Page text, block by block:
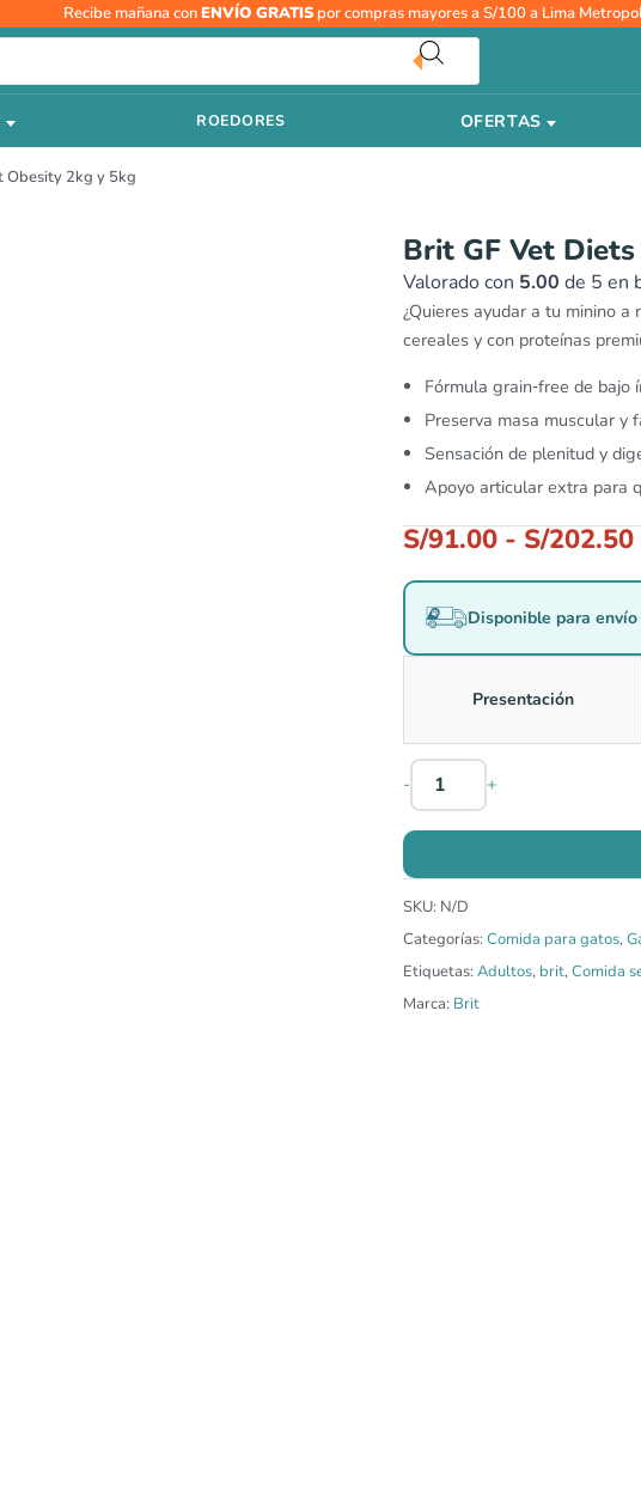
Recibe mañana conENVÍO GRATIS por compras mayores a S/100 a Lima
ROEDORES OFERTAS
Obesity 2kg y 5kg
Brit GF Vet
Valorado con 5.00 de 5 en
¿Quieres ayudar a tu minino
cereales y con proteínas
Fórmula grain‑free de bajo
Preserva masa muscular y
Sensación de plenitud y
Apoyo articular extra para
S/91.00 - S/202.50
Disponible para
Presentación
-
Brit
GF
Vet
Diets
Obesity
cantidad
+
SKU: N/D
Categorías: Comida para gatos,
Etiquetas: Adultos, brit,Comida
Marca: Brit